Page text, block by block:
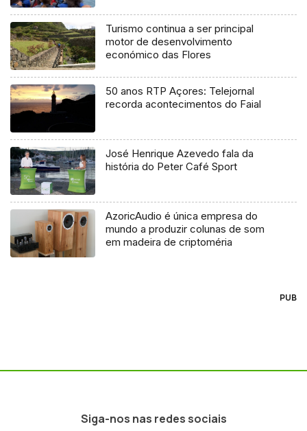
Turismo continua a ser principal
motor de desenvolvimento
económico das Flores
50 anos RTP Açores: Telejornal
recorda acontecimentos do Faial
José Henrique Azevedo fala da
história do Peter Café Sport
AzoricAudio é única empresa do
mundo a produzir colunas de som
em madeira de criptoméria
PUB
Siga-nos nas redes sociais